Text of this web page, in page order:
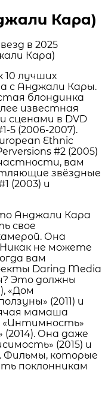
Кара)
лучших
с Анджали Кары.
блондинка
известная
сценами в DVD
5 (2006-2007).
Ethnic
#2 (2005)
вам
звёздные
(2003) и
Анджали Кара
свое
Она
не можете
вам
Daring Media
Это должны
«Дом
(2011) и
мамаша
«Интимность»
(2014). Она даже
(2015) и
Фильмы, которые
поклонникам